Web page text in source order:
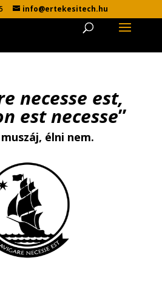
info@ertekesitech.hu
necesse est,
est necesse”
élni nem.